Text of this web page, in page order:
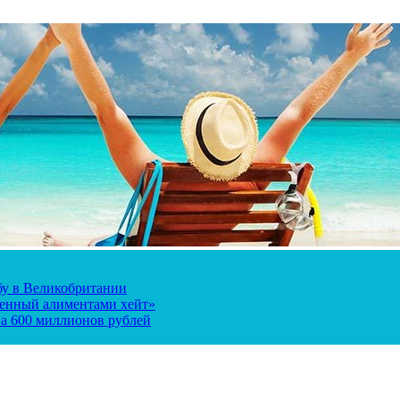
в Великобритании
алиментами хейт»
600 миллионов рублей